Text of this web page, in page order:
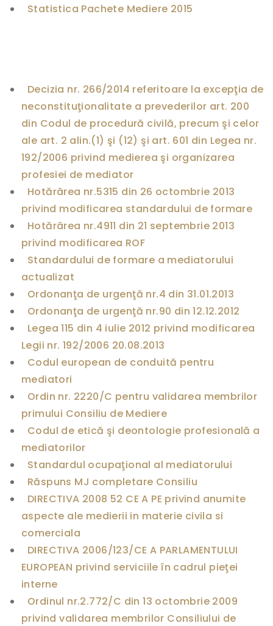
Statistica Pachete Mediere 2015
Decizia nr. 266/2014 referitoare la excepţia de
neconstituţionalitate a prevederilor art. 200
din Codul de procedură civilă, precum şi celor
ale art. 2 alin.(1) şi (12) şi art. 601 din Legea nr.
192/2006 privind medierea şi organizarea
profesiei de mediator
Hotărârea nr.5315 din 26 octombrie 2013
privind modificarea standardului de formare
Hotărârea nr.4911 din 21 septembrie 2013
privind modificarea ROF
Standardului de formare a mediatorului
actualizat
Ordonanţa de urgenţă nr.4 din 31.01.2013
Ordonanţa de urgenţă nr.90 din 12.12.2012
Legea 115 din 4 iulie 2012 privind modificarea
Legii nr. 192/2006 20.08.2013
Codul european de conduită pentru
mediatori
Ordin nr. 2220/C pentru validarea membrilor
primului Consiliu de Mediere
Codul de etică şi deontologie profesională a
mediatorilor
Standardul ocupaţional al mediatorului
Răspuns MJ completare Consiliu
DIRECTIVA 2008 52 CE A PE privind anumite
aspecte ale medierii in materie civila si
comerciala
DIRECTIVA 2006/123/CE A PARLAMENTULUI
EUROPEAN privind serviciile în cadrul pieţei
interne
Ordinul nr.2.772/C din 13 octombrie 2009
privind validarea membrilor Consiliului de
a
a
i
n
r
e
o
n
i
l
i
u
l
S
u
e
r
o
r
l
M
a
g
s
t
a
t
r
i
s
i
C
o
n
s
i
i
u